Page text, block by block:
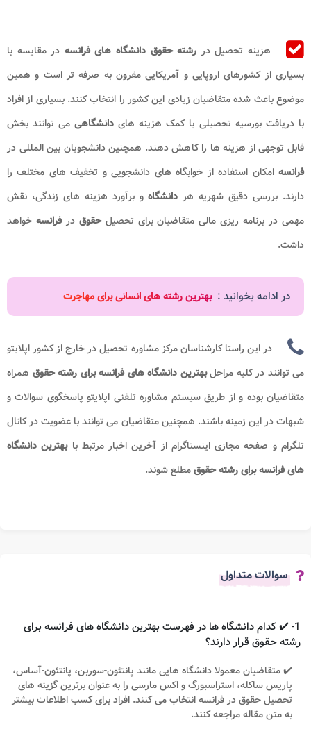
هزینه تحصیل در رشته حقوق دانشگاه های فرانسه در مقایسه با
بسیاری از کشورهای اروپایی و آمریکایی مقرون به صرفه تر است و همین
موضوع باعث شده متقاضیان زیادی این کشور را انتخاب کنند. بسیاری از افراد
با دریافت بورسیه تحصیلی یا کمک هزینه های دانشگاهی می توانند بخش
قابل توجهی از هزینه ها را کاهش دهند. همچنین دانشجویان بین المللی در
فرانسهامکان استفاده از خوابگاه های دانشجویی و تخفیف های مختلف را
دارند. بررسی دقیق شهریه هر دانشگاهو برآورد هزینه های زندگی، نقش
مهمی در برنامه ریزی مالی متقاضیان برای تحصیلحقوق درفرانسه خواهد
داشت.
در ادامه بخوانید : بهترین رشته های انسانی برای مهاجرت
در این راستا کارشناسان مرکز مشاوره تحصیل در خارج از کشور اپلایتو
می توانند در کلیه مراحلبهترین دانشگاه های فرانسه برای رشته حقوق همراه
متقاضیان بوده و از طریق سیستم مشاوره تلفنی اپلایتو پاسخگوی سوالات و
شبهات در این زمینه باشند. همچنین متقاضیان می توانند با عضویت در کانال
تلگرام و صفحه مجازی اینستاگرام از آخرین اخبار مرتبط بابهترین دانشگاه
های فرانسه برای رشته حقوق​مطلع شوند.
سوالات متداول
1- ✔️ کدام دانشگاه ها در فهرست بهترین دانشگاه های فرانسه برای
رشته حقوق قرار دارند؟
✔️ متقاضیان معمولا دانشگاه هایی مانند پانتئون-سوربن، پانتئون-آساس،
پاریس ساکله، استراسبورگ و اکس مارسی را به عنوان برترین گزینه های
تحصیل حقوق در فرانسه انتخاب می کنند. افراد برای کسب اطلاعات بیشتر
به متن مقاله مراجعه کنند.